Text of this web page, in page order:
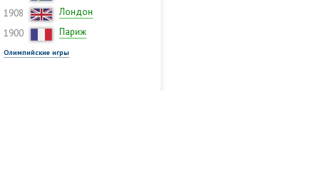
1908
Лондон
1900
Париж
Олимпийские игры